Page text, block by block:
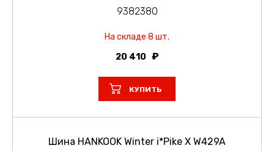
9382380
На складе 8 шт.
20 410
КУПИТЬ
Шина HANKOOK Winter i*Pike X W429A